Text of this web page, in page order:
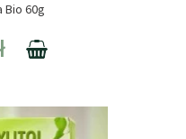
Bio 60g